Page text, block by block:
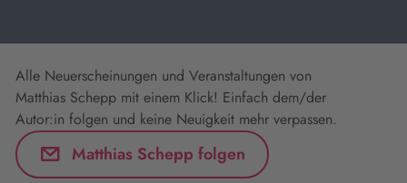
Alle Neuerscheinungen und Veranstaltungen von
Matthias Schepp mit einem Klick! Einfach dem/der
Autor:in folgen und keine Neuigkeit mehr verpassen.
Matthias Schepp folgen